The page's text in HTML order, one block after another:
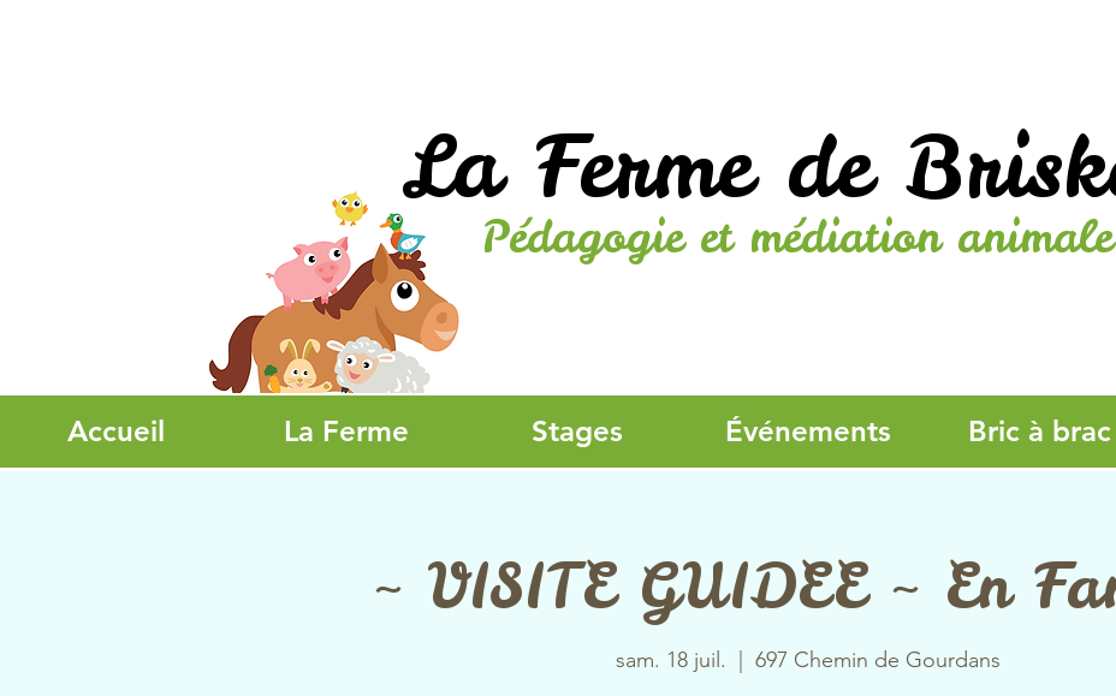
La Ferme de
Pédagogie et médiation animale
Accueil La Ferme Stages Événements Bric à brac
~ VISITE GUIDEE ~ En
sam. 18 juil. 697 Chemin de Gourdans